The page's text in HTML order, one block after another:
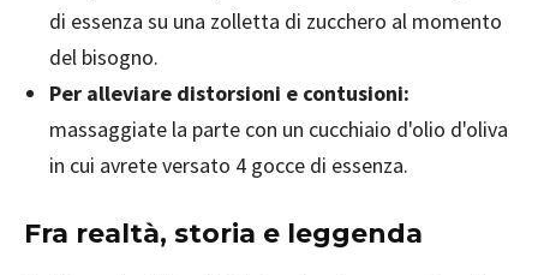
di essenza su una zolletta di zucchero al momento
del bisogno.
Per alleviare distorsioni e contusioni:
massaggiate la parte con un cucchiaio d'olio d'oliva
in cui avrete versato 4 gocce di essenza.
Fra realtà, storia e leggenda